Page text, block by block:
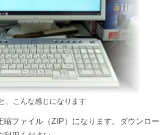
、こんな感じになります
縮ファイル（ZIP）になります。ダウンロー